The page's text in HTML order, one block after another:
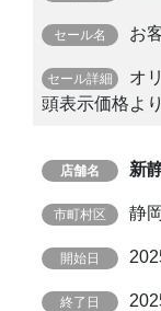
お
オ
頭表示価格よ
新
静